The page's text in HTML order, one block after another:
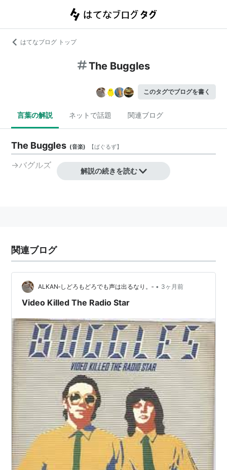
はてなブログ トップ
The Buggles
このタグでブログを書く
言葉の解説 ネットで話題 関連ブログ
The Buggles (音楽) 【ばぐるず】
→バグルズ
解説の続きを読む
関連ブログ
ALKAN‐しどろもどろでも声は出るなり。‐ • 3ヶ月前
Video Killed The Radio Star